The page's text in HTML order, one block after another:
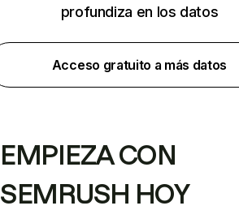
profundiza en los datos
Acceso gratuito a más datos
EMPIEZA CON
SEMRUSH HOY